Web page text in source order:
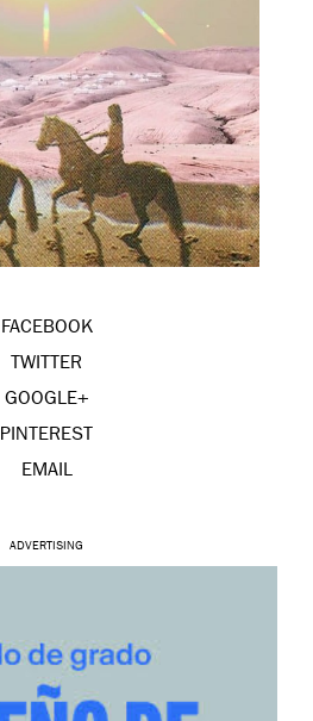
FACEBOOK
TWITTER
GOOGLE+
PINTEREST
EMAIL
ADVERTISING